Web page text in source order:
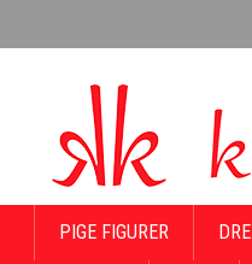
PIGE FIGURER